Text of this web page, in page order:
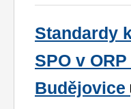
Standardy
SPO v
Budějovice